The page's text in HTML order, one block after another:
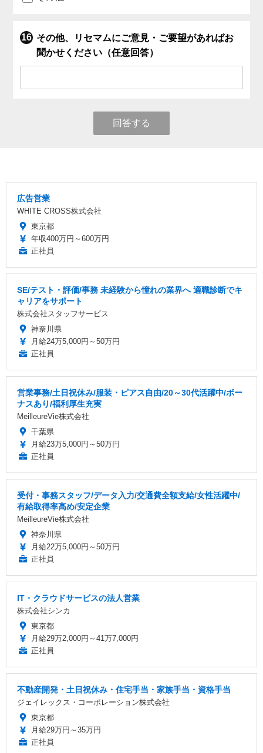
その他、リセマムにご意見・ご要望があればお
聞かせください（任意回答）
回答する
広告営業
WHITE CROSS株式会社
東京都
年収400万円～600万円
正社員
SE/テスト・評価/事務 未経験から憧れの業界へ 適職診断でキ
ャリアをサポート
株式会社スタッフサービス
神奈川県
月給24万5,000円～50万円
正社員
営業事務/土日祝休み/服装・ピアス自由/20～30代活躍中/ボー
ナスあり/福利厚生充実
MeilleureVie株式会社
千葉県
月給23万5,000円～50万円
正社員
受付・事務スタッフ/データ入力/交通費全額支給/女性活躍中/
有給取得率高め/安定企業
MeilleureVie株式会社
神奈川県
月給22万5,000円～50万円
正社員
IT・クラウドサービスの法人営業
株式会社シンカ
東京都
月給29万2,000円～41万7,000円
正社員
不動産開発・土日祝休み・住宅手当・家族手当・資格手当
ジェイレックス・コーポレーション株式会社
東京都
月給29万円～35万円
正社員